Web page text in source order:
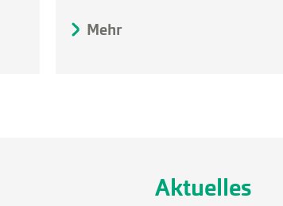
Mehr
Aktuelles